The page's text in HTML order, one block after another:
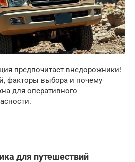
предпочитает внедорожники!
факторы выбора и почему
для оперативного
для путешествий